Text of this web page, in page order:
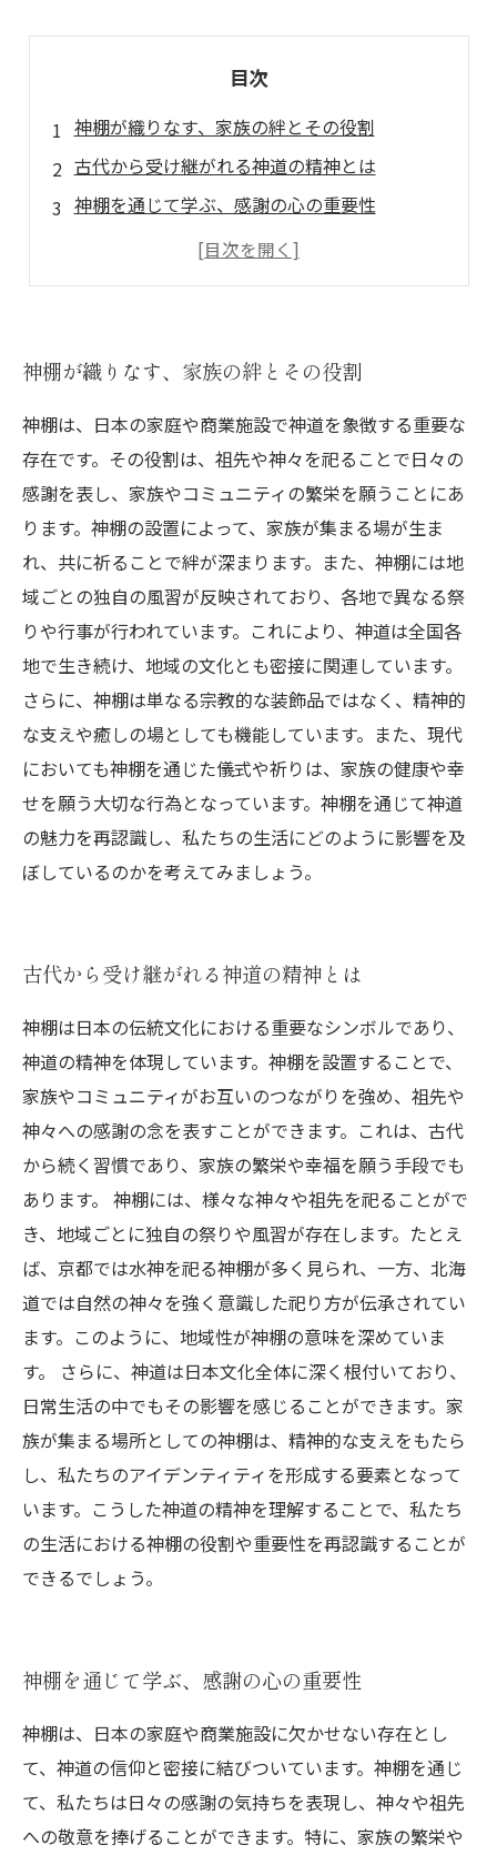
目次
神棚が織りなす、家族の絆とその役割
古代から受け継がれる神道の精神とは
神棚を通じて学ぶ、感謝の心の重要性
地域ごとの神棚の祀り方に見る、多様な文化
神道がもたらす、現代の私たちへのメッセージ
神道とともに歩む、心の持ち方とその影響
神棚が織りなす、家族の絆とその役割
神棚は、日本の家庭や商業施設で神道を象徴する重要な
存在です。その役割は、祖先や神々を祀ることで日々の
感謝を表し、家族やコミュニティの繁栄を願うことにあ
ります。神棚の設置によって、家族が集まる場が生ま
れ、共に祈ることで絆が深まります。また、神棚には地
域ごとの独自の風習が反映されており、各地で異なる祭
りや行事が行われています。これにより、神道は全国各
地で生き続け、地域の文化とも密接に関連しています。
さらに、神棚は単なる宗教的な装飾品ではなく、精神的
な支えや癒しの場としても機能しています。また、現代
においても神棚を通じた儀式や祈りは、家族の健康や幸
せを願う大切な行為となっています。神棚を通じて神道
の魅力を再認識し、私たちの生活にどのように影響を及
ぼしているのかを考えてみましょう。
古代から受け継がれる神道の精神とは
神棚は日本の伝統文化における重要なシンボルであり、
神道の精神を体現しています。神棚を設置することで、
家族やコミュニティがお互いのつながりを強め、祖先や
神々への感謝の念を表すことができます。これは、古代
から続く習慣であり、家族の繁栄や幸福を願う手段でも
あります。 神棚には、様々な神々や祖先を祀ることがで
き、地域ごとに独自の祭りや風習が存在します。たとえ
ば、京都では水神を祀る神棚が多く見られ、一方、北海
道では自然の神々を強く意識した祀り方が伝承されてい
ます。このように、地域性が神棚の意味を深めていま
す。 さらに、神道は日本文化全体に深く根付いており、
日常生活の中でもその影響を感じることができます。家
族が集まる場所としての神棚は、精神的な支えをもたら
し、私たちのアイデンティティを形成する要素となって
います。こうした神道の精神を理解することで、私たち
の生活における神棚の役割や重要性を再認識することが
できるでしょう。
神棚を通じて学ぶ、感謝の心の重要性
神棚は、日本の家庭や商業施設に欠かせない存在とし
て、神道の信仰と密接に結びついています。神棚を通じ
て、私たちは日々の感謝の気持ちを表現し、神々や祖先
への敬意を捧げることができます。特に、家族の繁栄や